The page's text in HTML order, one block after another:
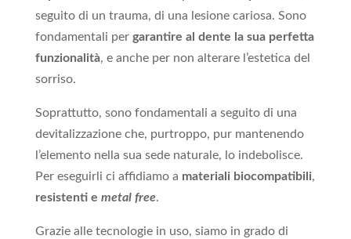
seguito di un trauma, di una lesione cariosa. Sono
fondamentali per garantire al dente la sua perfetta
funzionalità, e anche per non alterare l’estetica del
sorriso.
Soprattutto, sono fondamentali a seguito di una
devitalizzazione che, purtroppo, pur mantenendo
l’elemento nella sua sede naturale, lo indebolisce.
Per eseguirli ci affidiamo a materiali biocompatibili,
resistenti e metal free.
Grazie alle tecnologie in uso, siamo in grado di